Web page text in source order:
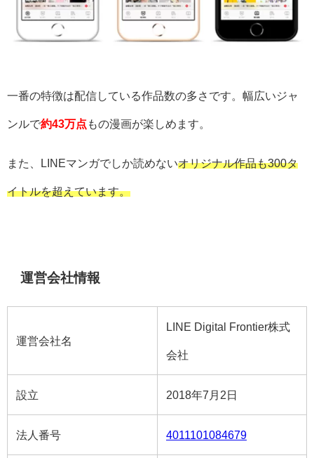
一番の特徴は配信している作品数の多さです。幅広いジャ
ンルで約43万点 もの漫画が楽しめます。
また、LINEマンガでしか読めないオリジナル作品も300タ
イトルを超えています。
運営会社情報
運営会社名
LINE Digital Frontier株式
会社
設立 2018年7月2日
法人番号 4011101084679